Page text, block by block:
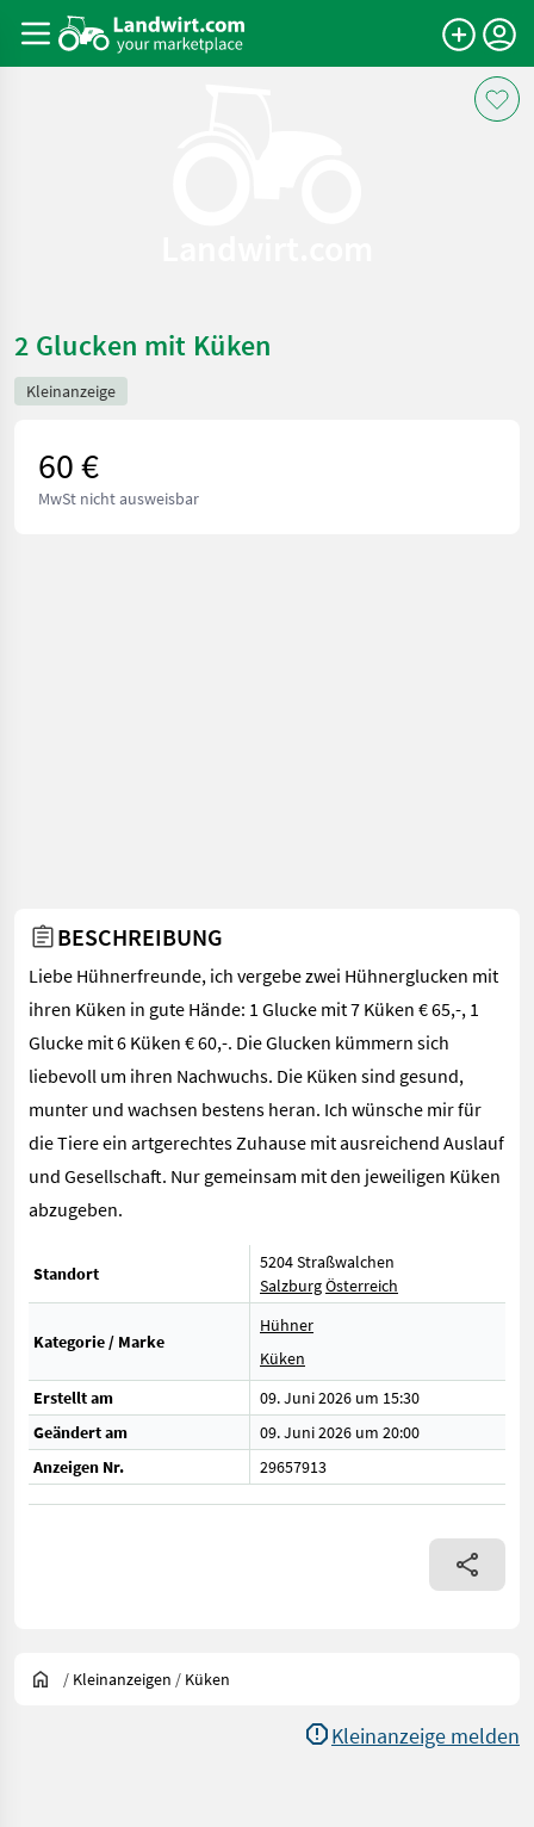
2 Glucken mit Küken
Kleinanzeige
60 €
MwSt nicht ausweisbar
BESCHREIBUNG
Liebe Hühnerfreunde, ich vergebe zwei Hühnerglucken mit
ihren Küken in gute Hände: 1 Glucke mit 7 Küken € 65,-, 1
Glucke mit 6 Küken € 60,-. Die Glucken kümmern sich
liebevoll um ihren Nachwuchs. Die Küken sind gesund,
munter und wachsen bestens heran. Ich wünsche mir für
die Tiere ein artgerechtes Zuhause mit ausreichend Auslauf
und Gesellschaft. Nur gemeinsam mit den jeweiligen Küken
abzugeben.
Standort
5204 Straßwalchen
SalzburgÖsterreich
Kategorie / Marke
Hühner
Küken
Erstellt am
09. Juni 2026 um 15:30
Geändert am
09. Juni 2026 um 20:00
Anzeigen Nr.
29657913
/ Kleinanzeigen / Küken
Kleinanzeige melden